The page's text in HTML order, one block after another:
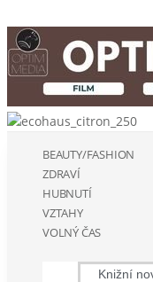
BEAUTY/FASHION
ZDRAVÍ
HUBNUTÍ
VZTAHY
VOLNÝ ČAS
Knižní